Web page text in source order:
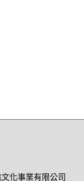
化事業有限公司